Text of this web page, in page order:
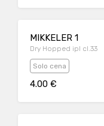
MIKKELER 1
Dry Hopped ipl cl.33
Solo cena
4.00 €